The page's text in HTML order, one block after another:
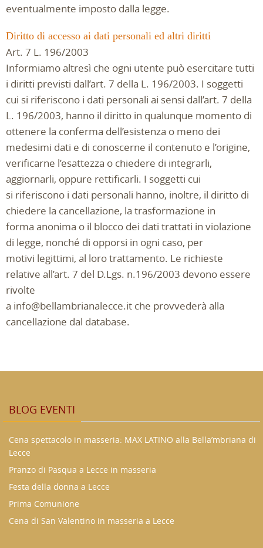
eventualmente imposto dalla legge.
Diritto di accesso ai dati personali ed altri diritti
Art. 7 L. 196/2003
Informiamo altresì che ogni utente può esercitare tutti
i diritti previsti dall’art. 7 della L. 196/2003. I soggetti
cui si riferiscono i dati personali ai sensi dall’art. 7 della
L. 196/2003, hanno il diritto in qualunque momento di
ottenere la conferma dell’esistenza o meno dei
medesimi dati e di conoscerne il contenuto e l’origine,
verificarne l’esattezza o chiedere di integrarli,
aggiornarli, oppure rettificarli. I soggetti cui
si riferiscono i dati personali hanno, inoltre, il diritto di
chiedere la cancellazione, la trasformazione in
forma anonima o il blocco dei dati trattati in violazione
di legge, nonché di opporsi in ogni caso, per
motivi legittimi, al loro trattamento. Le richieste
relative all’art. 7 del D.Lgs. n.196/2003 devono essere
rivolte
a info@bellambrianalecce.it che provvederà alla
cancellazione dal database.
BLOG EVENTI
Cena spettacolo in masseria: MAX LATINO alla Bella’mbriana di
Lecce
Pranzo di Pasqua a Lecce in masseria
Festa della donna a Lecce
Prima Comunione
Cena di San Valentino in masseria a Lecce